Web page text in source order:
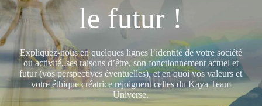
le futur !
Expliquez-nous en quelques lignes l’identité de votre société
ou activité, ses raisons d’être, son fonctionnement actuel et
futur (vos perspectives éventuelles), et en quoi vos valeurs et
votre éthique créatrice rejoignent celles du Kaya Team
Universe.